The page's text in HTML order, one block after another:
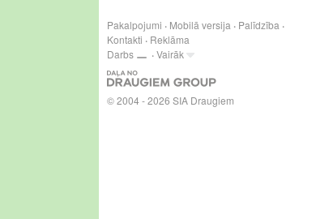
Pakalpojumi Mobilā versija
Palīdzība
Kontakti
Reklāma
Darbs
Vairāk
© 2004 - 2026 SIA Draugiem